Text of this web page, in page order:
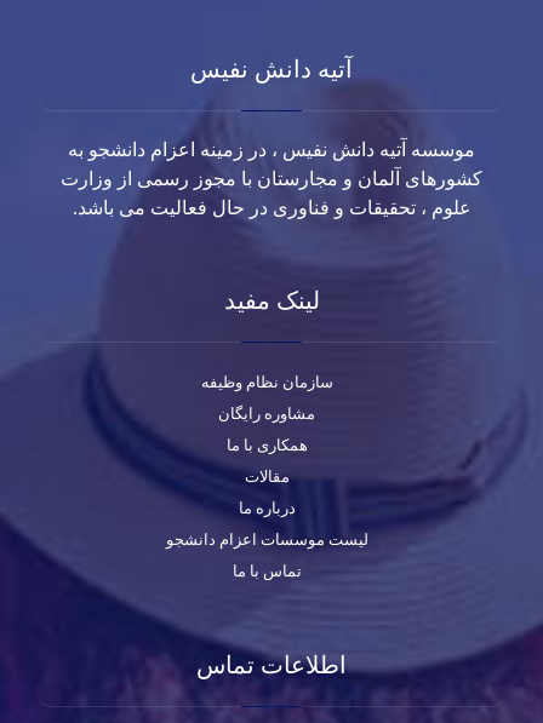
آتیه دانش نفیس
موسسه آتیه دانش نفیس ، در زمینه اعزام دانشجو به
کشورهای آلمان و مجارستان با مجوز رسمی از وزارت
علوم ، تحقیقات و فناوری در حال فعالیت می باشد.
لینک مفید
سازمان نظام وظیفه
مشاوره رایگان
همکاری با ما
مقالات
درباره ما
لیست موسسات اعزام دانشجو
تماس با ما
اطلاعات تماس